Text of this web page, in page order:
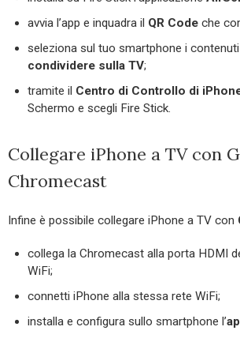
avvia l’app e inquadra il QR Code che
seleziona sul tuo smartphone i
condividere sulla TV;
tramite il Centro di Controllo di
Schermo e scegli Fire Stick.
Collegare iPhone a TV con
Chromecast
Infine è possibile collegare iPhone a TV con
collega la Chromecast alla porta HDMI
WiFi;
connetti iPhone alla stessa rete WiFi;
installa e configura sullo smartphone l’